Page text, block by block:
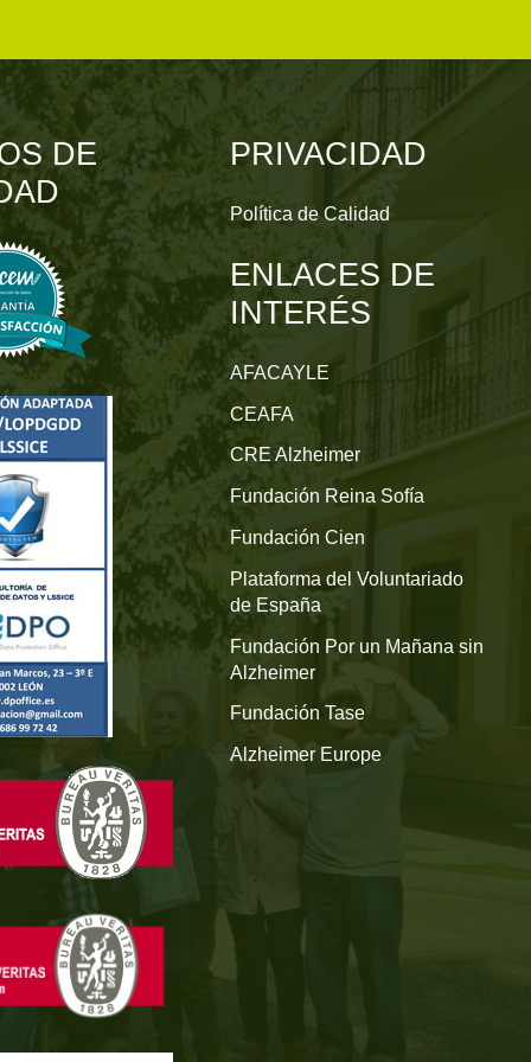
DE
PRIVACIDAD
Política de Calidad
ENLACES DE
INTERÉS
AFACAYLE
CEAFA
CRE Alzheimer
Fundación Reina Sofía
Fundación Cien
Plataforma del Voluntariado
de España
Fundación Por un Mañana sin
Alzheimer
Fundación Tase
Alzheimer Europe